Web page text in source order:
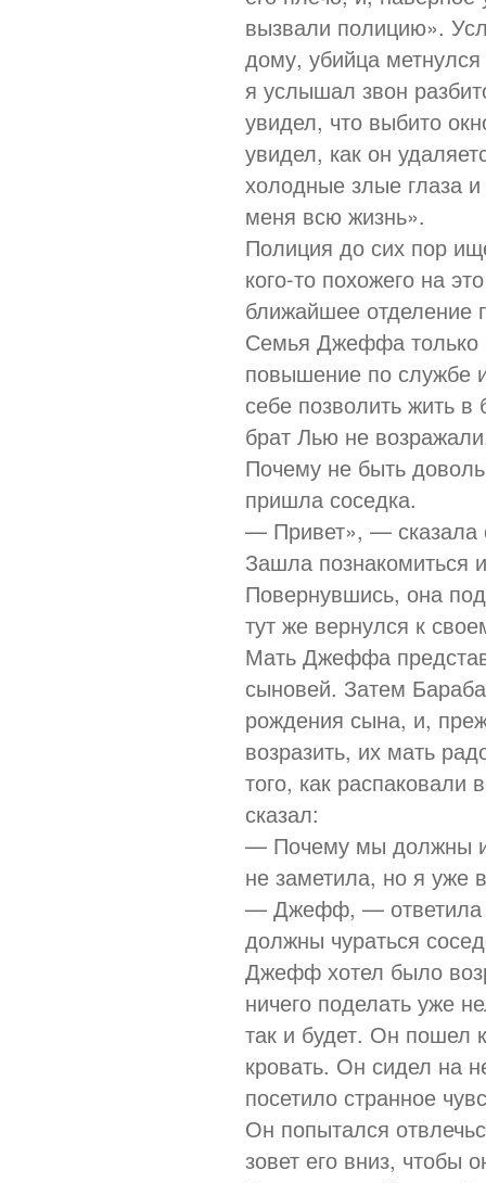
вызвали полицию».
дому, убийца
я услышал звон
увидел, что выбито
увидел, как он
холодные злые глаза
меня всю жизнь».
Полиция до сих пор
кого-то похожего на
ближайшее отделение
Семья Джеффа только
повышение по службе
себе позволить жить
брат Лью не
Почему не быть
пришла соседка.
— Привет», — сказала
Зашла познакомиться
Повернувшись, она
тут же вернулся к
Мать Джеффа
сыновей. Затем
рождения сына, и,
возразить, их мать
того, как
сказал:
— Почему мы должны
не заметила, но я уже
— Джефф, — ответила
должны чураться
Джефф хотел было
ничего поделать уже
так и будет. Он пошел
кровать. Он сидел на
посетило странное
Он попытался
зовет его вниз, чтобы